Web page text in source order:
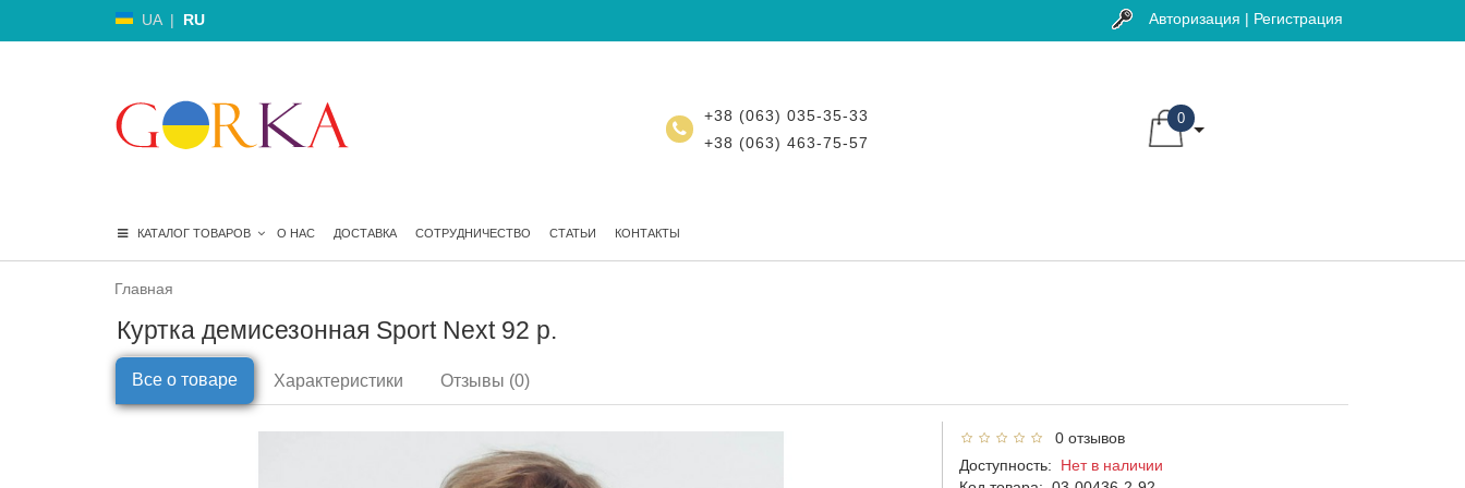
UA | RU Авторизация | Регистрация
+38 (063) 035-35-33
+38 (063) 463-75-57
0
КАТАЛОГ ТОВАРОВ О НАС ДОСТАВКА СОТРУДНИЧЕСТВО СТАТЬИ КОНТАКТЫ
Главная
Куртка демисезонная Sport Next 92 р.
Все о товаре Характеристики Отзывы (0)
0 отзывов
Доступность: Нет в наличии